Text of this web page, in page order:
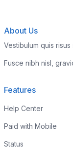
About Us
Vestibulum quis
Fusce nibh nisl,
Features
Help Center
Paid with Mobile
Status